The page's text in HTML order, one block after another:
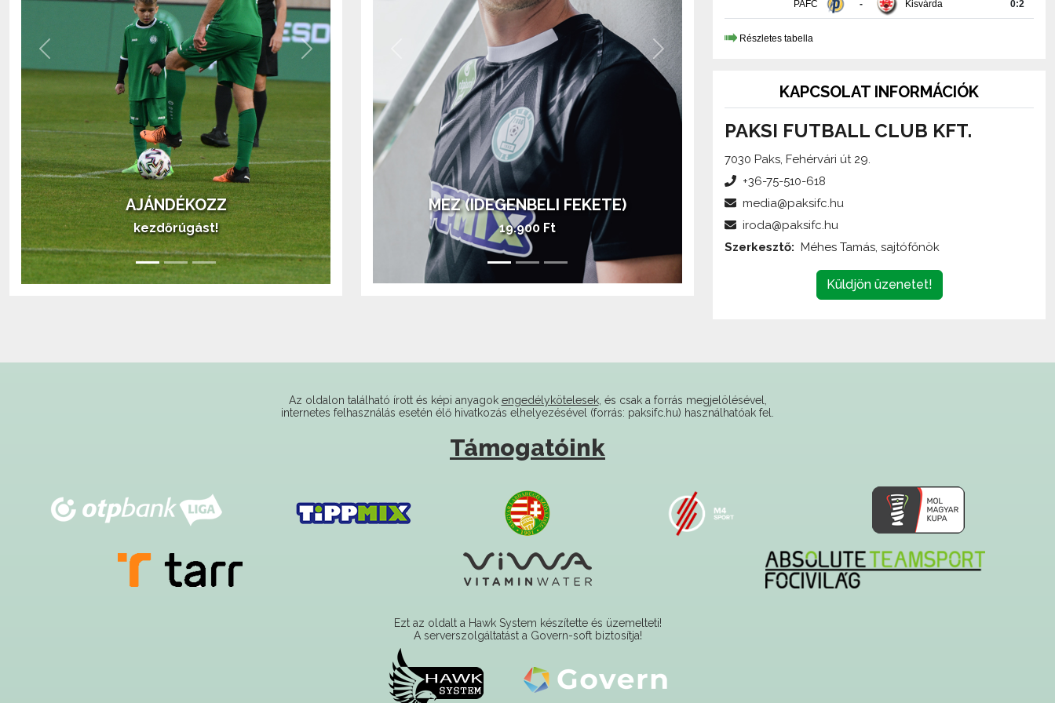
AJÁNDÉKOZZ
kezdőrúgást!
Previous Next
MEZ (HAZAI ZÖLD)
28.900 Ft
Previous Next
PAFC - Kisvárda 0:2
Részletes tabella
KAPCSOLAT INFORMÁCIÓK
PAKSI FUTBALL CLUB KFT.
7030 Paks, Fehérvári út 29.
+36-75-510-618
media@paksifc.hu
iroda@paksifc.hu
Szerkesztő: Méhes Tamás, sajtófőnök
Küldjön üzenetet!
Az oldalon található írott és képi anyagok engedélykötelesek, és csak a forrás megjelölésével,
internetes felhasználás esetén élő hivatkozás elhelyezésével (forrás: paksifc.hu) használhatóak fel.
Támogatóink
Ezt az oldalt a Hawk System készítette és üzemelteti!
A serverszolgáltatást a Govern-soft biztosítja!